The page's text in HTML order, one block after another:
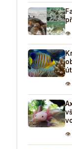
👁
👁
👁